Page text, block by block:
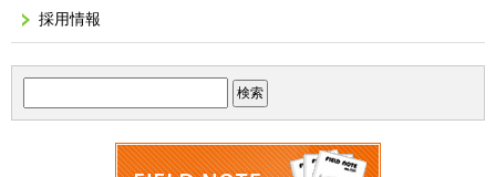
採用情報